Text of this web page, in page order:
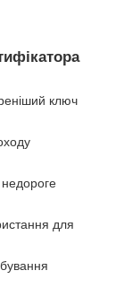
ключ
для